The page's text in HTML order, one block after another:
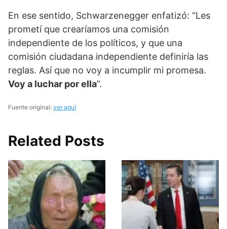
En ese sentido, Schwarzenegger enfatizó: “Les
prometí que crearíamos una comisión
independiente de los políticos, y que una
comisión ciudadana independiente definiría las
reglas. Así que no voy a incumplir mi promesa.
Voy a luchar por ella”.
Fuente original: ver aquí
Related Posts